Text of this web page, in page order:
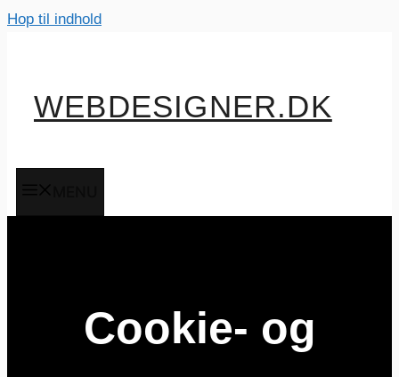
Hop til indhold
WEBDESIGNER.DK
Cookie- og